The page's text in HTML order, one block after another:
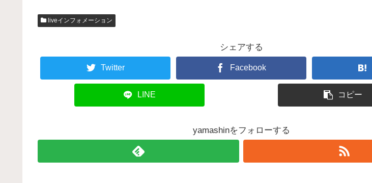
liveインフォメーション
シェアする
Twitter Facebook
LINE コピー
yamashinをフォローする